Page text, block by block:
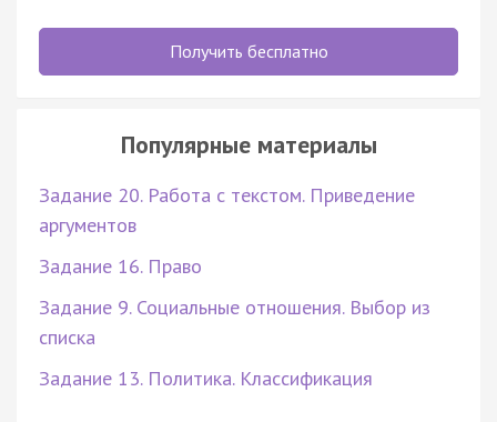
Получить бесплатно
Популярные материалы
Задание 20. Работа с текстом. Приведение
аргументов
Задание 16. Право
Задание 9. Социальные отношения. Выбор из
списка
Задание 13. Политика. Классификация